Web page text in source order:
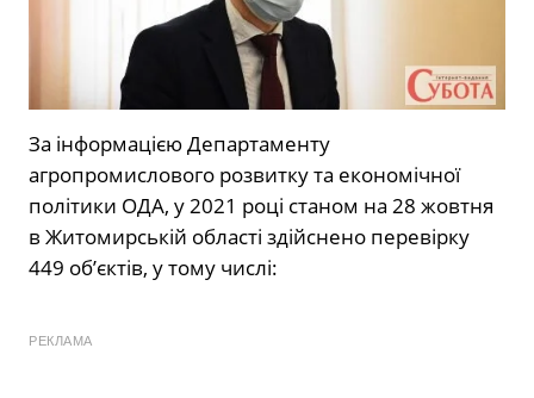
За інформацією Департаменту
агропромислового розвитку та економічної
політики ОДА, у 2021 році станом на 28 жовтня
в Житомирській області здійснено перевірку
449 об’єктів, у тому числі:
РЕКЛАМА